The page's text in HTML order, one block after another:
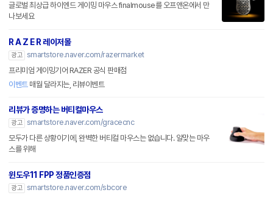
글로벌 최상급 하이엔드 게이밍 마우스 finalmouse를 오프앤온에서 만
나보세요
R A Z E R 레이저몰
광고 smartstore.naver.com/razermarket
프리미엄 게이밍기어 RAZER 공식 판매점
이벤트매월 달라지는, 리뷰이벤트
리뷰가 증명하는 버티컬마우스
광고 smartstore.naver.com/gracecnc
모두가 다른 상황이기에, 완벽한 버티컬 마우스는 없습니다. 알맞는 마우
스를 위해
윈도우11 FPP 정품인증점
광고 smartstore.naver.com/sbcore